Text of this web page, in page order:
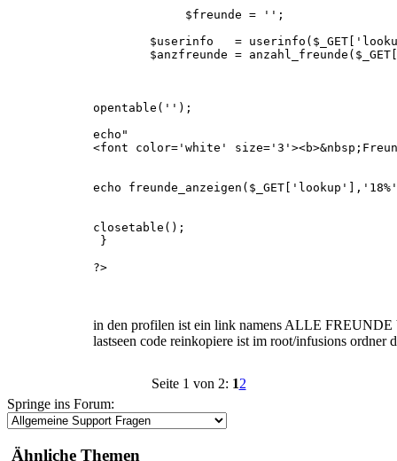
$freunde = '';
$userinfo =
$anzfreunde =
opentable('');
echo"
<font color='white'
echo
closetable();
}
?>
in den profilen ist ein link namens ALLE
lastseen code reinkopiere ist im root/infusions ordner
Seite 1 von 2: 12
Springe ins Forum:
Ähnliche Themen